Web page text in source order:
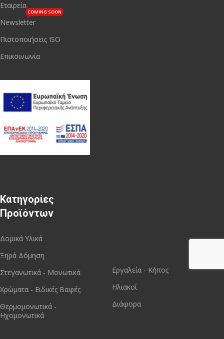
Εταιρεία
Newsletter
COMING SOON
Πιστοποιήσεις ISO
Επικοινωνία
Κατηγορίες
Προϊόντων
Δομικά Υλικά
Ξηρά Δόμηση
Στεγανωτικά - Μονωτικά
Χρώματα - Ειδικές Βαφές
Θερμομονωτικά -
Ηχομονωτικά
Εργαλεία - Κήπος
Ηλιακοί
Διάφορα